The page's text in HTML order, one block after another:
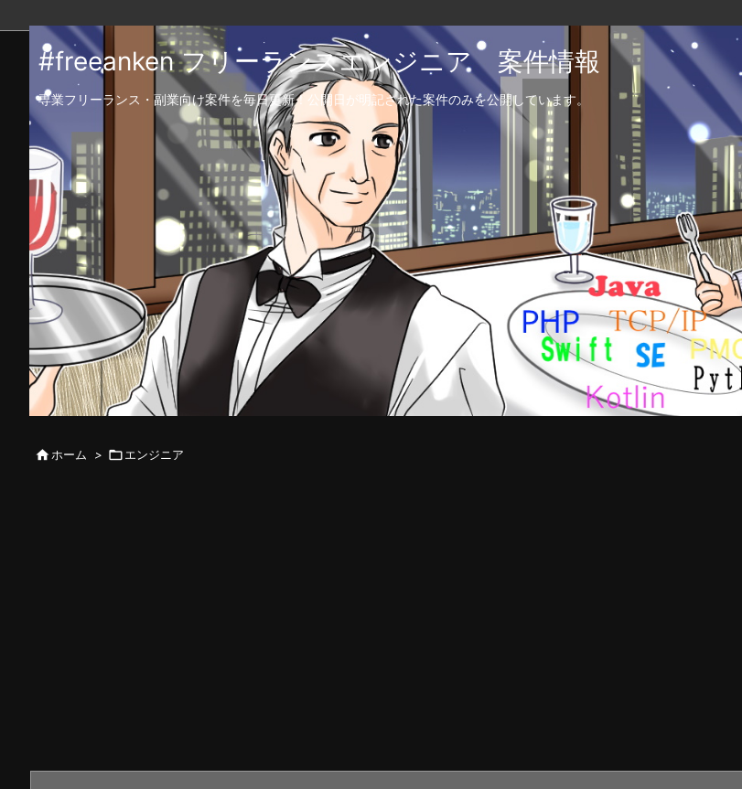
#freeanken フリーランスエンジニア 案件情報
専業フリーランス・副業向け案件を毎日更新！公開日が明記された案件のみを公開しています。
 ホーム > エンジニア